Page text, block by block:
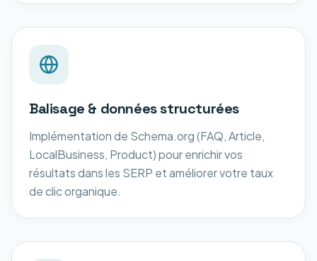
Balisage & données structurées
Implémentation de Schema.org (FAQ, Article,
LocalBusiness, Product) pour enrichir vos
résultats dans les SERP et améliorer votre taux
de clic organique.